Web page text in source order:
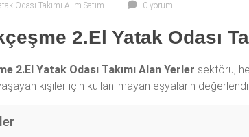
Odası Takımı Alım Satım
0 yorum
2.El Yatak Odası
2.El Yatak Odası Takımı Alan Yerler sektörü,
kişiler için kullanılmayan eşyaların